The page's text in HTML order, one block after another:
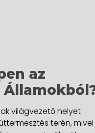
az
világvezető helyet
terén, mivel